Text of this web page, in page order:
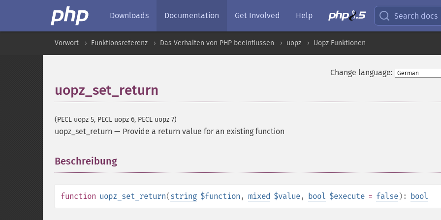
Downloads Documentation Get Involved Help Search docs
Vorwort Funktionsreferenz Das Verhalten von PHP beeinflussen uopz Uopz Funktionen
Change language:
uopz_set_return
(PECL uopz 5, PECL uopz 6, PECL uopz 7)
uopz_set_return — Provide a return value for an existing function
Beschreibung
function uopz_set_return(string $function , mixed $value, bool $execute = false): bool